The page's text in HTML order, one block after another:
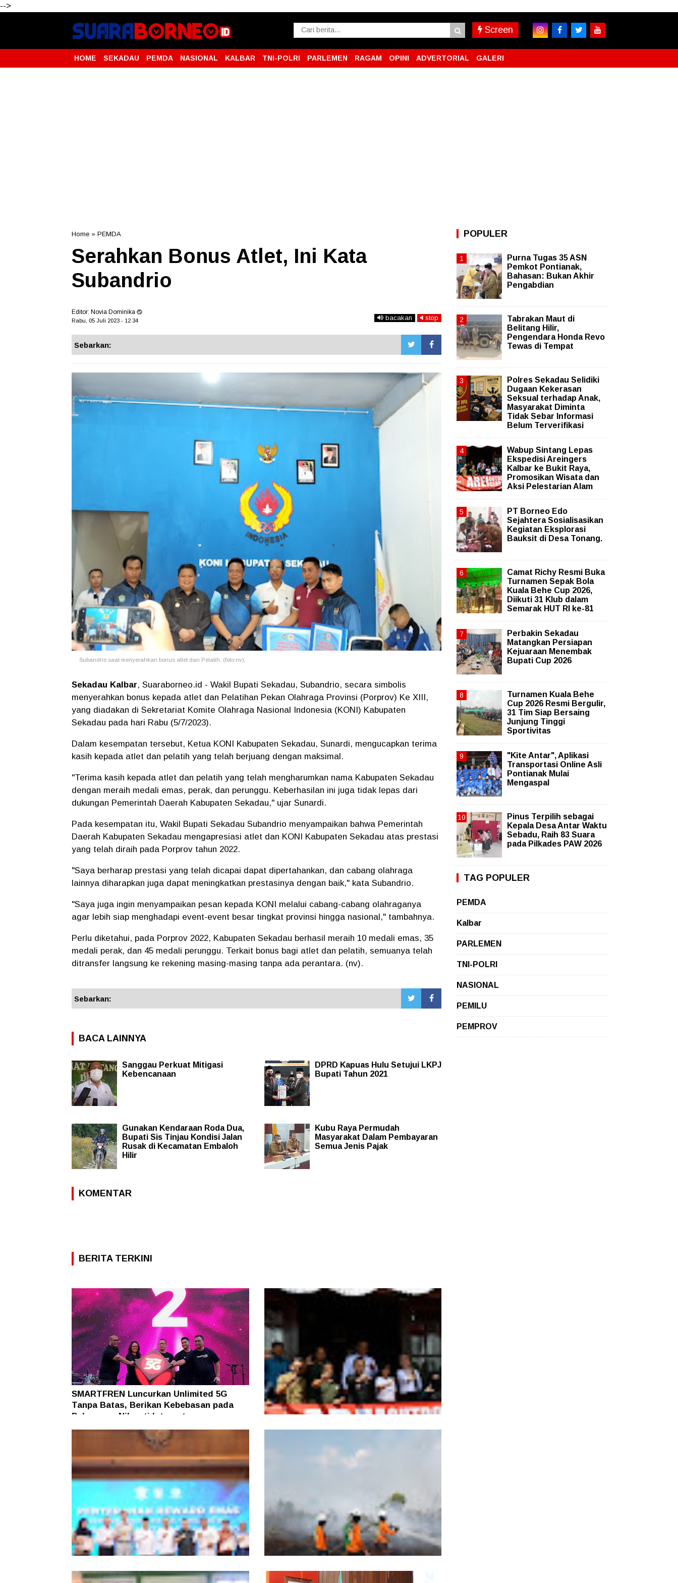
-->
Screen
HOME SEKADAU PEMDA NASIONAL KALBAR TNI-POLRI PARLEMEN RAGAM OPINI ADVERTORIAL GALERI
Home » PEMDA
Serahkan Bonus Atlet, Ini Kata
Subandrio
Editor: Novia Dominika
Rabu, 05 Juli 2023 - 12.34 bacakan stop
Sebarkan:
Subandrio saat menyerahkan bonus atlet dan Pelatih. (foto:nv).
Sekadau Kalbar, Suaraborneo.id - Wakil Bupati Sekadau, Subandrio, secara simbolis
menyerahkan bonus kepada atlet dan Pelatihan Pekan Olahraga Provinsi (Porprov) Ke XIII,
yang diadakan di Sekretariat Komite Olahraga Nasional Indonesia (KONI) Kabupaten
Sekadau pada hari Rabu (5/7/2023).
Dalam kesempatan tersebut, Ketua KONI Kabupaten Sekadau, Sunardi, mengucapkan terima
kasih kepada atlet dan pelatih yang telah berjuang dengan maksimal.
"Terima kasih kepada atlet dan pelatih yang telah mengharumkan nama Kabupaten Sekadau
dengan meraih medali emas, perak, dan perunggu. Keberhasilan ini juga tidak lepas dari
dukungan Pemerintah Daerah Kabupaten Sekadau," ujar Sunardi.
Pada kesempatan itu, Wakil Bupati Sekadau Subandrio menyampaikan bahwa Pemerintah
Daerah Kabupaten Sekadau mengapresiasi atlet dan KONI Kabupaten Sekadau atas prestasi
yang telah diraih pada Porprov tahun 2022.
"Saya berharap prestasi yang telah dicapai dapat dipertahankan, dan cabang olahraga
lainnya diharapkan juga dapat meningkatkan prestasinya dengan baik," kata Subandrio.
"Saya juga ingin menyampaikan pesan kepada KONI melalui cabang-cabang olahraganya
agar lebih siap menghadapi event-event besar tingkat provinsi hingga nasional," tambahnya.
Perlu diketahui, pada Porprov 2022, Kabupaten Sekadau berhasil meraih 10 medali emas, 35
medali perak, dan 45 medali perunggu. Terkait bonus bagi atlet dan pelatih, semuanya telah
ditransfer langsung ke rekening masing-masing tanpa ada perantara. (nv).
Sebarkan:
BACA LAINNYA
Sanggau Perkuat Mitigasi
Kebencanaan
DPRD Kapuas Hulu Setujui LKPJ
Bupati Tahun 2021
Gunakan Kendaraan Roda Dua,
Bupati Sis Tinjau Kondisi Jalan
Rusak di Kecamatan Embaloh
Hilir
Kubu Raya Permudah
Masyarakat Dalam Pembayaran
Semua Jenis Pajak
KOMENTAR
BERITA TERKINI
SMARTFREN Luncurkan Unlimited 5G
Tanpa Batas, Berikan Kebebasan pada
Pelanggan Nikmati Internet
POPULER
Purna Tugas 35 ASN
Pemkot Pontianak,
Bahasan: Bukan Akhir
Pengabdian
Tabrakan Maut di
Belitang Hilir,
Pengendara Honda Revo
Tewas di Tempat
Polres Sekadau Selidiki
Dugaan Kekerasan
Seksual terhadap Anak,
Masyarakat Diminta
Tidak Sebar Informasi
Belum Terverifikasi
Wabup Sintang Lepas
Ekspedisi Areingers
Kalbar ke Bukit Raya,
Promosikan Wisata dan
Aksi Pelestarian Alam
PT Borneo Edo
Sejahtera Sosialisasikan
Kegiatan Eksplorasi
Bauksit di Desa Tonang.
Camat Richy Resmi Buka
Turnamen Sepak Bola
Kuala Behe Cup 2026,
Diikuti 31 Klub dalam
Semarak HUT RI ke-81
Perbakin Sekadau
Matangkan Persiapan
Kejuaraan Menembak
Bupati Cup 2026
Turnamen Kuala Behe
Cup 2026 Resmi Bergulir,
31 Tim Siap Bersaing
Junjung Tinggi
Sportivitas
"Kite Antar", Aplikasi
Transportasi Online Asli
Pontianak Mulai
Mengaspal
Pinus Terpilih sebagai
Kepala Desa Antar Waktu
Sebadu, Raih 83 Suara
pada Pilkades PAW 2026
TAG POPULER
PEMDA
Kalbar
PARLEMEN
TNI-POLRI
NASIONAL
PEMILU
PEMPROV